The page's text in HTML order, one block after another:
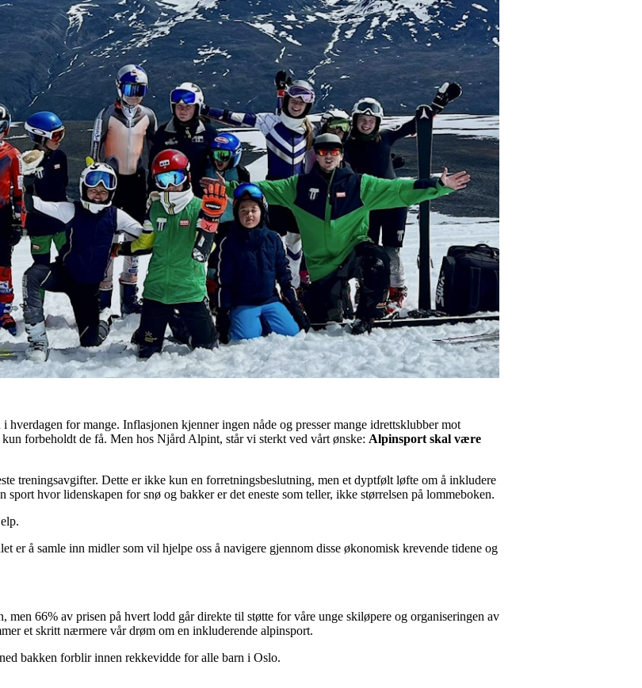
for mange. Inflasjonen kjenner ingen nåde og presser mange idrettsklubber mot
forbeholdt de få. Men hos Njård Alpint, står vi sterkt ved vårt ønske: Alpinsport skal være
treningsavgifter. Dette er ikke kun en forretningsbeslutning, men et dyptfølt løfte om å inkludere
hvor lidenskapen for snø og bakker er det eneste som teller, ikke størrelsen på lommeboken.
er å samle inn midler som vil hjelpe oss å navigere gjennom disse økonomisk krevende tidene og
66% av prisen på hvert lodd går direkte til støtte for våre unge skiløpere og organiseringen av
et skritt nærmere vår drøm om en inkluderende alpinsport.
bakken forblir innen rekkevidde for alle barn i Oslo.